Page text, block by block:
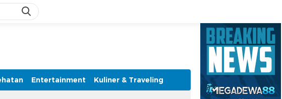
Entertainment Kuliner & Traveling